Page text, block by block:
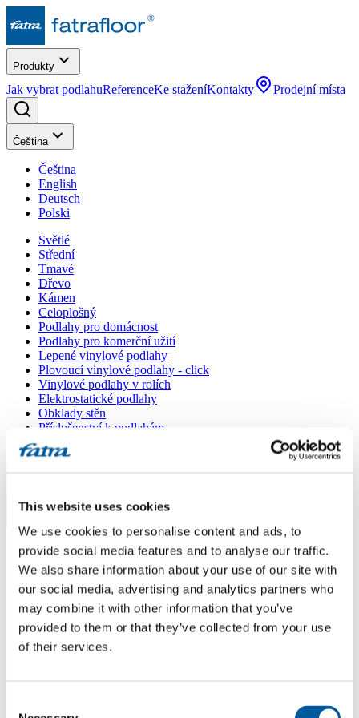
This website uses cookies
We use cookies to personalise content and ads, to
provide social media features and to analyse our traffic.
We also share information about your use of our site with
our social media, advertising and analytics partners who
may combine it with other information that you’ve
provided to them or that they’ve collected from your use
of their services.
Produkty
Jak vybrat podlahuReferenceKe staženíKontakty Prodejní místa
Čeština
Čeština
English
Deutsch
Polski
Světlé
Střední
Tmavé
Dřevo
Kámen
Celoplošný
Podlahy pro domácnost
Podlahy pro komerční užití
Lepené vinylové podlahy
Plovoucí vinylové podlahy - click
Vinylové podlahy v rolích
Elektrostatické podlahy
Obklady stěn
Příslušenství k podlahám
Všechny podlahy
Menu
Domů
Prodejní místa/
LINOTEX, s.r.o.
LINOTEX, s.r.o.